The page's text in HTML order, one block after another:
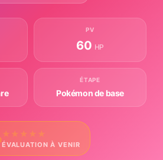
PV
60 HP
ÉTAPE
Pokémon de base
★ ★ ★ ★ ★
ÉVALUATION À VENIR